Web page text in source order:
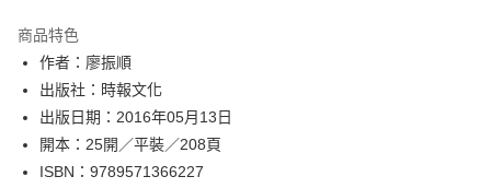
運送方式
付款後全家取貨
每筆NT$60，滿NT$499(含以上)免運費
付款後7-11取貨
每筆NT$60，滿NT$499(含以上)免運費
商品特色
作者：廖振順
出版社：時報文化
出版日期：2016年05月13日
開本：25開／平裝／208頁
ISBN：9789571366227